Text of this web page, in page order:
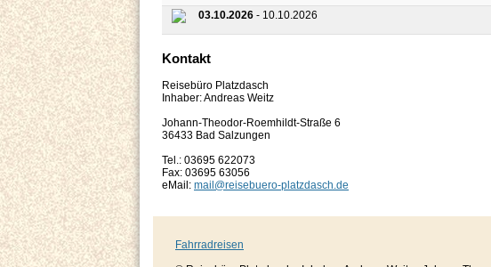
03.10.2026 - 10.10.2026
Kontakt
Reisebüro Platzdasch
Inhaber: Andreas Weitz
Johann-Theodor-Roemhildt-Straße 6
36433 Bad Salzungen
Tel.: 03695 622073
Fax: 03695 63056
eMail: mail@reisebuero-platzdasch.de
Fahrradreisen